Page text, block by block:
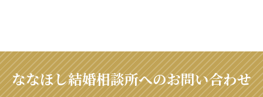
ななほし結婚相談所へのお問い合わせ